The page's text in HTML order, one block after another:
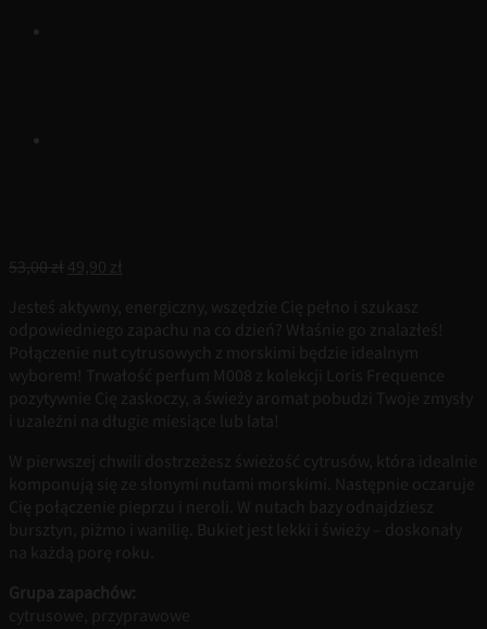
53,00zł Pierwotna
wynosiła:
53,00 zł.
49,90 zł
wynosi:
49,90 zł.
Jesteś aktywny, energiczny, wszędzie Cię pełno i szukasz
odpowiedniego zapachu na co dzień? Właśnie go znalazłeś!
Połączenie nut cytrusowych z morskimi będzie idealnym
wyborem! Trwałość perfum M008 z kolekcji Loris Frequence
pozytywnie Cię zaskoczy, a świeży aromat pobudzi Twoje zmysły
i uzależni na długie miesiące lub lata!
W pierwszej chwili dostrzeżesz świeżość cytrusów, która idealnie
komponują się ze słonymi nutami morskimi. Następnie oczaruje
Cię połączenie pieprzu i neroli. W nutach bazy odnajdziesz
bursztyn, piżmo i wanilię. Bukiet jest lekki i świeży – doskonały
na każdą porę roku.
Grupa zapachów:
cytrusowe, przyprawowe